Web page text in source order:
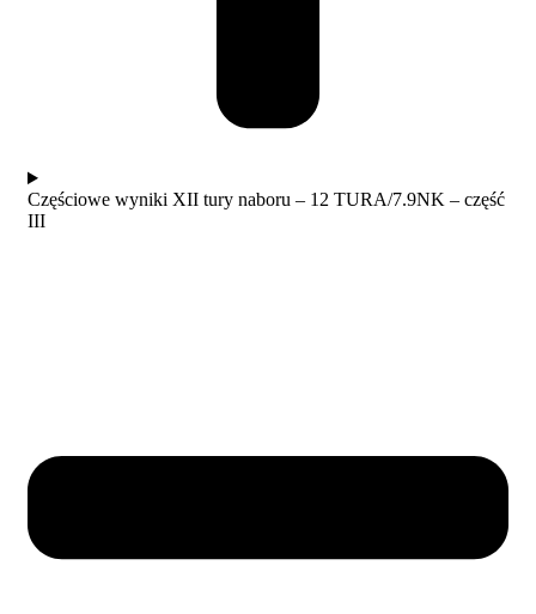
Częściowe wyniki XII tury naboru – 12 TURA/7.9NK – część
III